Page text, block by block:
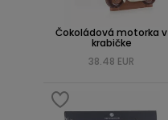
Čokoládová motorka v
krabičke
38.48 EUR